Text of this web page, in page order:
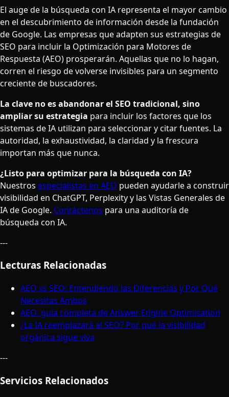
El auge de la búsqueda con IA representa el mayor cambio
en el descubrimiento de información desde la fundación
de Google. Las empresas que adapten sus estrategias de
SEO para incluir la Optimización para Motores de
Respuesta (AEO) prosperarán. Aquellas que no lo hagan,
corren el riesgo de volverse invisibles para un segmento
creciente de buscadores.
La clave no es abandonar el SEO tradicional, sino
ampliar su estrategia para incluir los factores que los
sistemas de IA utilizan para seleccionar y citar fuentes. La
autoridad, la exhaustividad, la claridad y la frescura
importan más que nunca.
¿Listo para optimizar para la búsqueda con IA?
Nuestros especialistas en AEO pueden ayudarle a construir
visibilidad en ChatGPT, Perplexity y las Vistas Generales de
IA de Google. Contáctenos para una auditoría de
búsqueda con IA.
---
Lecturas Relacionadas
AEO vs SEO: Entendiendo las Diferencias y Por Qué
Necesitas Ambos
AEO: guía completa de Answer Engine Optimisation
¿La IA reemplazará al SEO? Por qué la visibilidad
orgánica sigue viva
---
Servicios Relacionados